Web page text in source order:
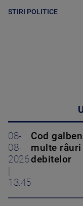
STIRI POLITICE
08-
08-
2026
13:45
Cod
multe
debitelor